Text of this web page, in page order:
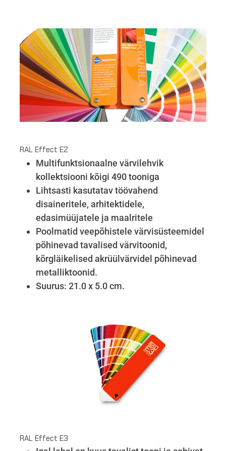
RAL Effect E2
Multifunktsionaalne värvilehvik
kollektsiooni kõigi 490 tooniga
Lihtsasti kasutatav töövahend
disaineritele, arhitektidele,
edasimüüjatele ja maalritele
Poolmatid veepõhistele värvisüsteemidel
põhinevad tavalised värvitoonid,
kõrgläikelised akrüülvärvidel põhinevad
metalliktoonid.
Suurus: 21.0 x 5.0 cm.
RAL Effect E3